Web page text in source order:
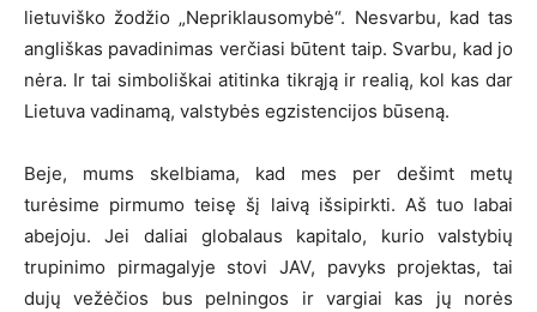
lietuviško žodžio „Nepriklausomybė“. Nesvarbu, kad tas
angliškas pavadinimas verčiasi būtent taip. Svarbu, kad jo
nėra. Ir tai simboliškai atitinka tikrąją ir realią, kol kas dar
Lietuva vadinamą, valstybės egzistencijos būseną.
Beje, mums skelbiama, kad mes per dešimt metų
turėsime pirmumo teisę šį laivą išsipirkti. Aš tuo labai
abejoju. Jei daliai globalaus kapitalo, kurio valstybių
trupinimo pirmagalyje stovi JAV, pavyks projektas, tai
dujų vežėčios bus pelningos ir vargiai kas jų norės